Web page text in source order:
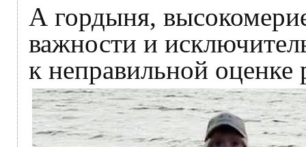
А гордыня,
важности и
к неправильной оценке